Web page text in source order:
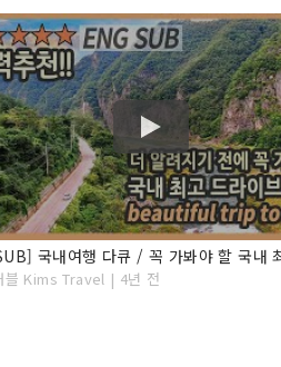
블 Kims Travel | 4년 전